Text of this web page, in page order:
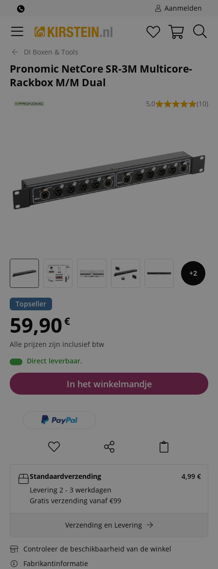
Aanmelden
DI Boxen & Tools
Pronomic NetCore SR-3M Multicore-
Rackbox M/M Dual
5,0 (10)
2
Topseller
59,90€
Alle prijzen zijn inclusief btw
Direct leverbaar.
In het winkelmandje
Standaardverzending 4,99 €
Levering 2 - 3 werkdagen
Gratis verzending vanaf €99
Verzending en Levering
Controleer de beschikbaarheid van de winkel
Fabrikantinformatie